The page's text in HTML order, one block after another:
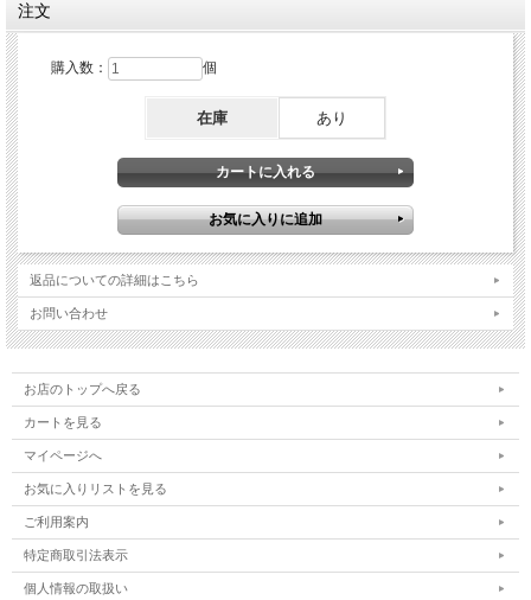
注文
購入数： 個
在庫 あり
返品についての詳細はこちら
お問い合わせ
お店のトップへ戻る
カートを見る
マイページへ
お気に入りリストを見る
ご利用案内
特定商取引法表示
個人情報の取扱い